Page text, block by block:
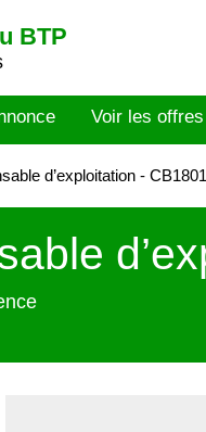
BTP
Voir les
d’exploitation -